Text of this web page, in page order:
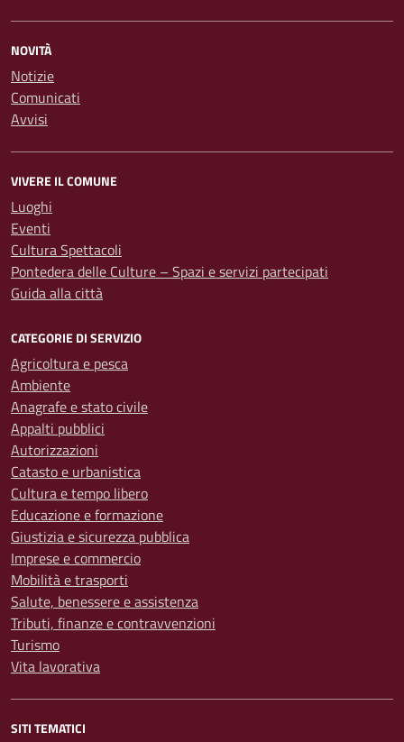
NOVITÀ
Notizie
Comunicati
Avvisi
VIVERE IL COMUNE
Luoghi
Eventi
Cultura Spettacoli
Pontedera delle Culture – Spazi e servizi partecipati
Guida alla città
CATEGORIE DI SERVIZIO
Agricoltura e pesca
Ambiente
Anagrafe e stato civile
Appalti pubblici
Autorizzazioni
Catasto e urbanistica
Cultura e tempo libero
Educazione e formazione
Giustizia e sicurezza pubblica
Imprese e commercio
Mobilità e trasporti
Salute, benessere e assistenza
Tributi, finanze e contravvenzioni
Turismo
Vita lavorativa
SITI TEMATICI